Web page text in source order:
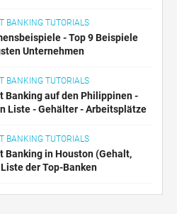
BANKING TUTORIALS
- Top 9 Beispiele
Unternehmen
BANKING TUTORIALS
Banking auf den Philippinen -
Liste - Gehälter - Arbeitsplätze
BANKING TUTORIALS
Banking in Houston (Gehalt,
der Top-Banken